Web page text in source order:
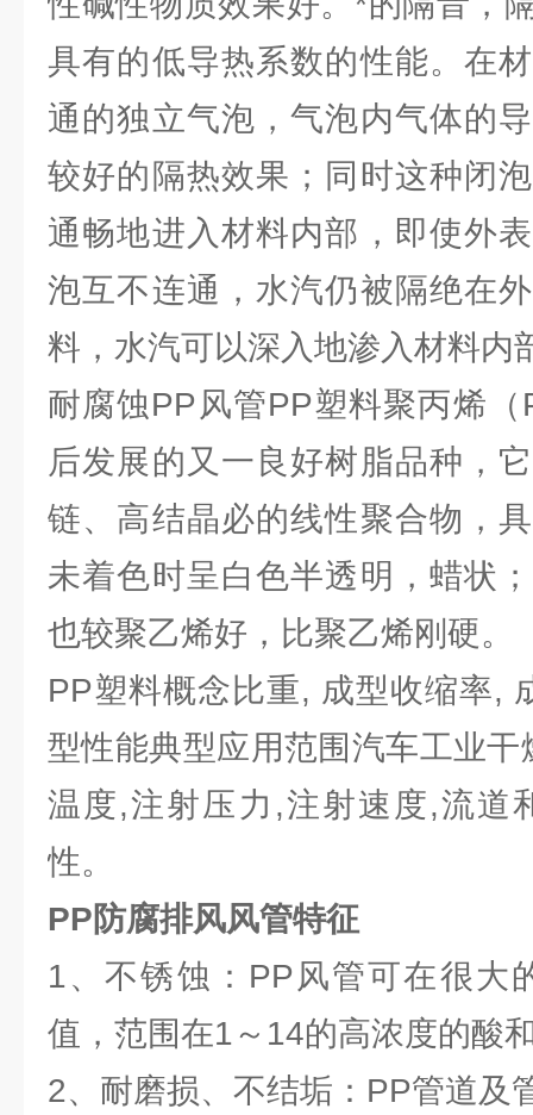
具有的低导热系数的性能。在
通的独立气泡，气泡内气体的
较好的隔热效果；同时这种闭
通畅地进入材料内部，即使外
泡互不连通，水汽仍被隔绝在
料，水汽可以深入地渗入材料内
耐腐蚀PP风管PP塑料聚丙烯
后发展的又一良好树脂品种，
链、高结晶必的线性聚合物，
未着色时呈白色半透明，蜡状
也较聚乙烯好，比聚乙烯刚硬。
PP塑料概念比重, 成型收缩率,
型性能典型应用范围汽车工业
温度,注射压力,注射速度,流道
性。
PP防腐排风风管特征
1、不锈蚀：PP风管可在很大
值，范围在1～14的高浓度的酸
2、耐磨损、不结垢：PP管道及